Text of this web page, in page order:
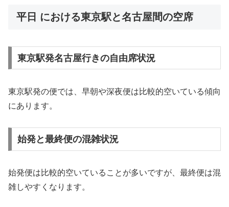
平日 における東京駅と名古屋間の空席
東京駅発名古屋行きの自由席状況
東京駅発の便では、早朝や深夜便は比較的空いている傾向
にあります。
始発と最終便の混雑状況
始発便は比較的空いていることが多いですが、最終便は混
雑しやすくなります。